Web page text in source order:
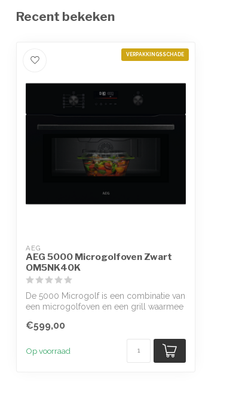
Recent bekeken
VERPAKKINGSSCHADE
AEG
AEG 5000 Microgolfoven Zwart
OM5NK40K
De 5000 Microgolf is een combinatie van
een microgolfoven en een grill waarmee
€599,00
Op voorraad